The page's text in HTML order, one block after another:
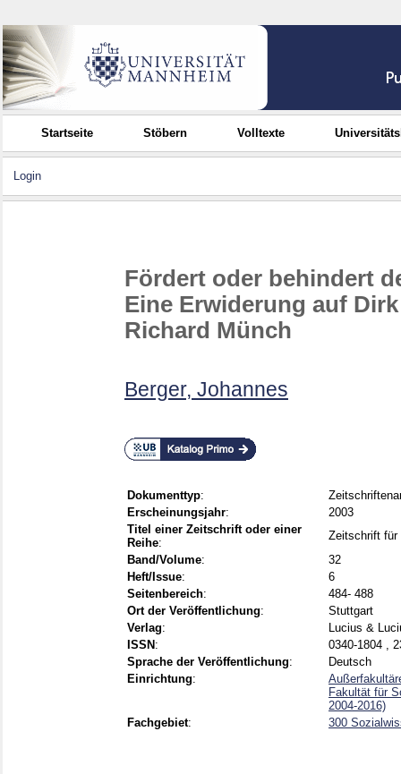
Startseite Stöbern Volltexte
Login
Fördert oder behindert
Eine Erwiderung auf
Richard Münch
Berger, Johannes
Dokumenttyp:
Erscheinungsjahr:
2003
Titel einer Zeitschrift oder einer
Reihe:
Zeitschrift für
Band/Volume:
32
Heft/Issue:
6
Seitenbereich:
484- 488
Ort der Veröffentlichung:
Stuttgart
Verlag:
Lucius &
ISSN :
0340-1804 ,
Sprache der Veröffentlichung:
Deutsch
Einrichtung:
Fakultät für
2004-2016)
Fachgebiet: 300